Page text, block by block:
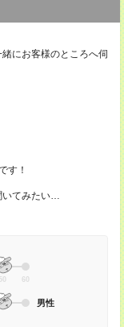
にお客様のところへ伺
す！
いてみたい…
50 60
男性